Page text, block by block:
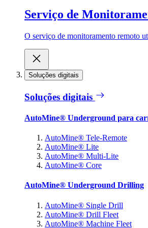
Serviço de
O serviço de monitoramento remoto
Soluções digitais
Soluções digitais
AutoMine® Underground para
AutoMine® Tele-Remote
AutoMine® Lite
AutoMine® Multi-Lite
AutoMine® Core
AutoMine® Underground Drilling
AutoMine® Single Drill
AutoMine® Drill Fleet
AutoMine® Machine Fleet